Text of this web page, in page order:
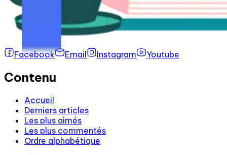
Facebook Email Instagram Youtube
Contenu
Accueil
Derniers articles
Les plus aimés
Les plus commentés
Ordre alphabétique